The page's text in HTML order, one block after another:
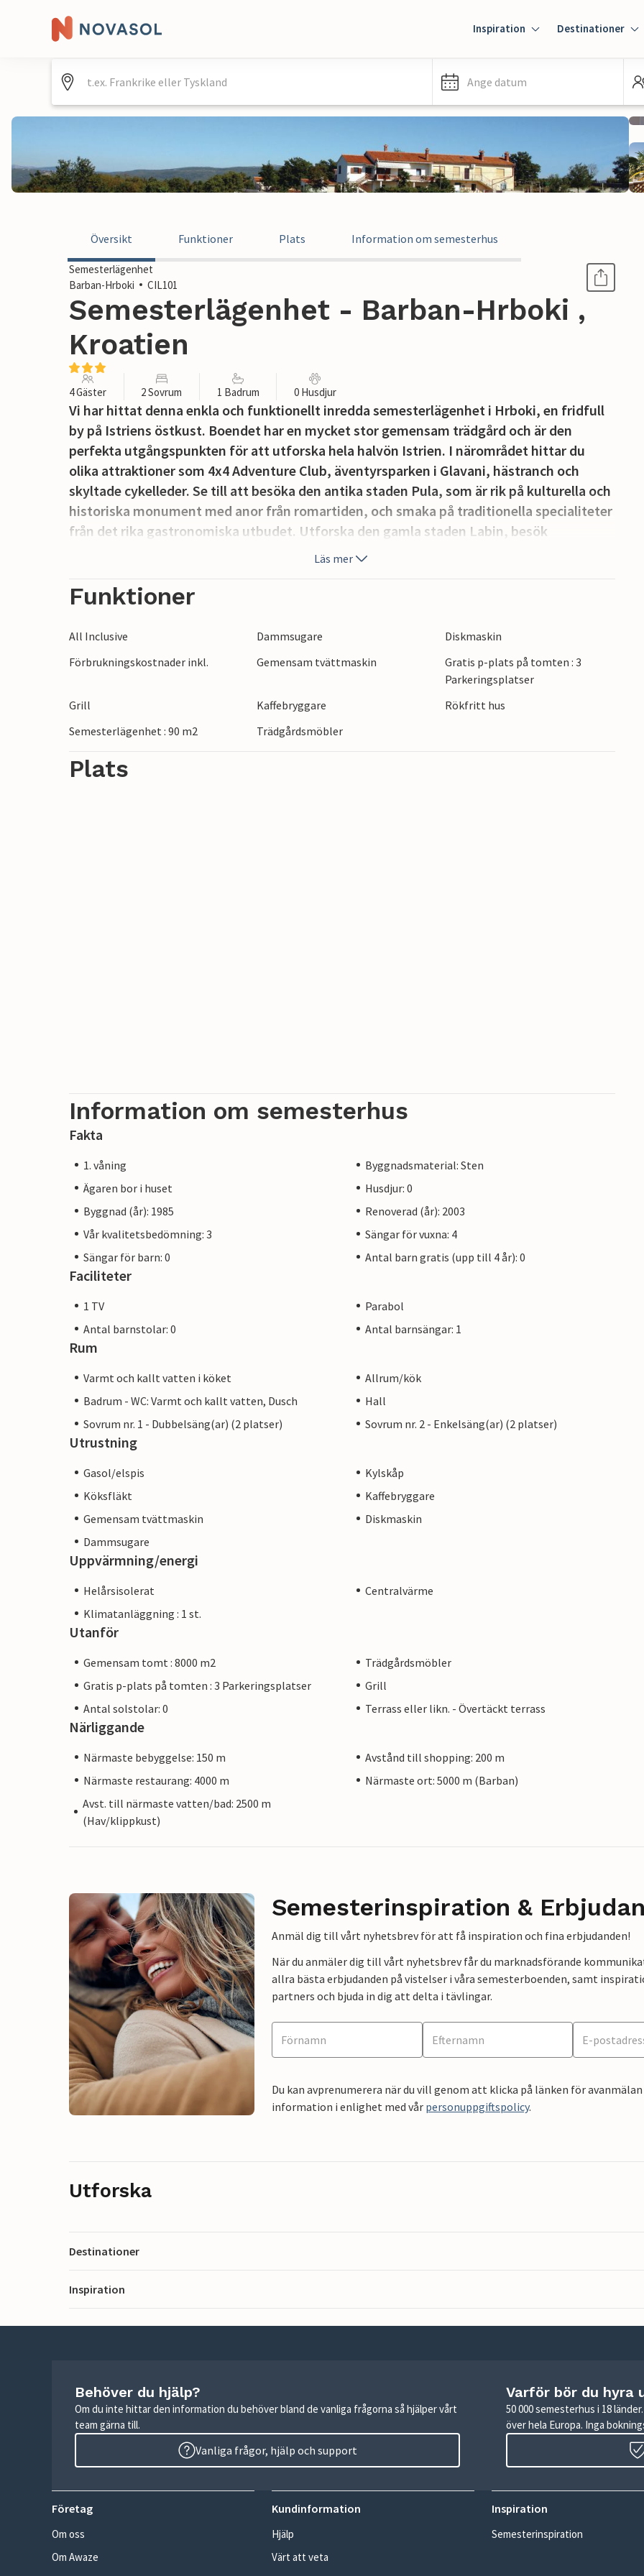
Inspiration Destinationer
Ange datum
Översikt Funktioner Plats Information om semesterhus
Semesterlägenhet
Barban-Hrboki
CIL101
Semesterlägenhet - Barban-Hrboki ,
Kroatien
4 Gäster 2 Sovrum 1 Badrum 0 Husdjur
Vi har hittat denna enkla och funktionellt inredda semesterlägenhet i Hrboki, en fridfull
by på Istriens östkust. Boendet har en mycket stor gemensam trädgård och är den
perfekta utgångspunkten för att utforska hela halvön Istrien. I närområdet hittar du
olika attraktioner som 4x4 Adventure Club, äventyrsparken i Glavani, hästranch och
skyltade cykelleder. Se till att besöka den antika staden Pula, som är rik på kulturella och
historiska monument med anor från romartiden, och smaka på traditionella specialiteter
från det rika gastronomiska utbudet. Utforska den gamla staden Labin, besök
semesterorten Rabac och njut av Adriatiska havets gudomliga blått på Istriens vackraste
Läs mer
Funktioner
All Inclusive Dammsugare
Diskmaskin
Förbrukningskostnader inkl.
Gemensam tvättmaskin
Gratis p-plats på tomten : 3
Parkeringsplatser
Grill
Kaffebryggare
Rökfritt hus
Semesterlägenhet : 90 m2
Trädgårdsmöbler
Plats
Information om semesterhus
Fakta
1. våning
Byggnadsmaterial: Sten
Ägaren bor i huset
Husdjur: 0
Byggnad (år): 1985
Renoverad (år): 2003
Vår kvalitetsbedömning: 3
Sängar för vuxna: 4
Sängar för barn: 0
Antal barn gratis (upp till 4 år): 0
Faciliteter
1 TV
Parabol
Antal barnstolar: 0
Antal barnsängar: 1
Rum
Varmt och kallt vatten i köket
Allrum/kök
Badrum - WC: Varmt och kallt vatten, Dusch
Hall
Sovrum nr. 1 - Dubbelsäng(ar) (2 platser)
Sovrum nr. 2 - Enkelsäng(ar) (2 platser)
Utrustning
Gasol/elspis
Kylskåp
Köksfläkt
Kaffebryggare
Gemensam tvättmaskin
Diskmaskin
Dammsugare
Uppvärmning/energi
Helårsisolerat
Centralvärme
Klimatanläggning : 1 st.
Utanför
Gemensam tomt : 8000 m2
Trädgårdsmöbler
Gratis p-plats på tomten : 3 Parkeringsplatser
Grill
Antal solstolar: 0
Terrass eller likn. - Övertäckt terrass
Närliggande
Närmaste bebyggelse: 150 m
Avstånd till shopping: 200 m
Närmaste restaurang: 4000 m
Närmaste ort: 5000 m (Barban)
Avst. till närmaste vatten/bad: 2500 m
(Hav/klippkust)
Semesterinspiration &
Anmäl dig till vårt nyhetsbrev för att få inspiration och fina erbjudanden!
När du anmäler dig till vårt nyhetsbrev får du marknadsförande
allra bästa erbjudanden på vistelser i våra semesterboenden, samt
partners och bjuda in dig att delta i tävlingar.
Du kan avprenumerera när du vill genom att klicka på länken för
information i enlighet med vår personuppgiftspolicy.
Utforska
Destinationer
Inspiration
Behöver du hjälp?
Om du inte hittar den information du behöver bland de vanliga frågorna så hjälper vårt
team gärna till.
Vanliga frågor, hjälp och support
Varför bör du hyra
50 000 semesterhus i 18
över hela Europa. Inga
Företag
Om oss
Om Awaze
Kundinformation
Hjälp
Värt att veta
Inspiration
Semesterinspiration